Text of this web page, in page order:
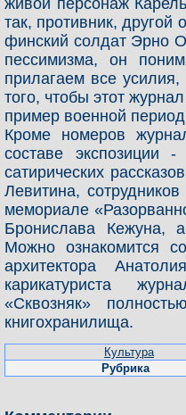
так, противник,
финский солдат Эрно
пессимизма, он
прилагаем все
того, чтобы этот
пример военной
Кроме номеров
составе экспозиции
сатирических
Левитина,
мемориале
Бронислава Кежуна,
Можно ознакомится
архитектора
карикатуриста
«Сквозняк»
книгохранилища.
Культура
Рубрика